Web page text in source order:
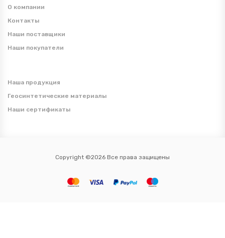
О компании
Контакты
Наши поставщики
Наши покупатели
Наша продукция
Геосинтетические материалы
Наши сертификаты
Copyright ©2026 Все права защищены